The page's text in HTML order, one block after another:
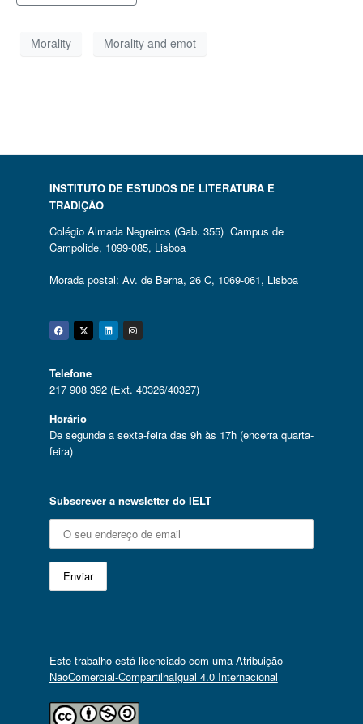
Morality Morality and emot
INSTITUTO DE ESTUDOS DE LITERATURA E
TRADIÇÃO
Colégio Almada Negreiros (Gab. 355) Campus de
Campolide, 1099-085, Lisboa
Morada postal: Av. de Berna, 26 C, 1069-061, Lisboa
Facebook
Twitter
Linkedin
Instagram
Telefone
217 908 392 (Ext. 40326/40327)
Horário
De segunda a sexta-feira das 9h às 17h (encerra quarta-
feira)
Subscrever a newsletter do IELT
Este trabalho está licenciado com uma Atribuição-
NãoComercial-CompartilhaIgual 4.0 Internacional